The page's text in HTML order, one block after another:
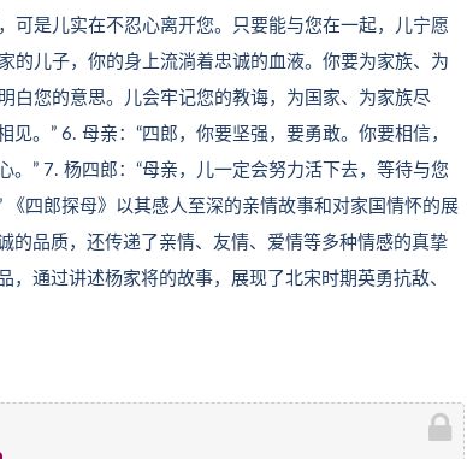
可是儿实在不忍心离开您。只要能与您在一起，儿宁愿
的儿子，你的身上流淌着忠诚的血液。你要为家族、为
白您的意思。儿会牢记您的教诲，为国家、为家族尽
。” 6. 母亲：“四郎，你要坚强，要勇敢。你要相信，
” 7. 杨四郎：“母亲，儿一定会努力活下去，等待与您
四郎探母》以其感人至深的亲情故事和对家国情怀的展
的品质，还传递了亲情、友情、爱情等多种情感的真挚
通过讲述杨家将的故事，展现了北宋时期英勇抗敌、